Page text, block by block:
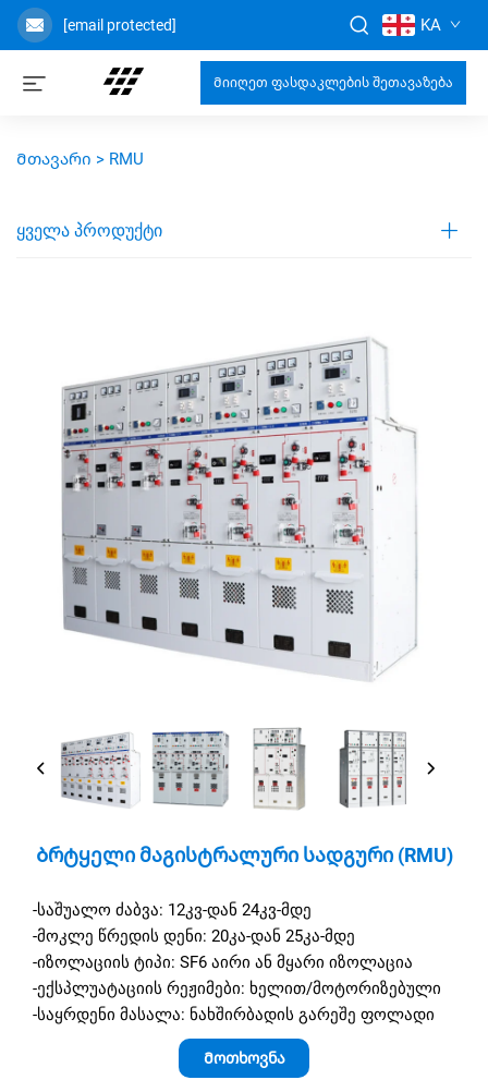
[email protected] KA
Მიიღეთ ფასდაკლების შეთავაზება
Მთავარი > RMU
ᲧᲕᲔᲚᲐ ᲞᲠᲝᲓᲣᲥᲢᲘ
Ბრტყელი Მაგისტრალური Სადგური (RMU)
-საშუალო ძაბვა: 12კვ-დან 24კვ-მდე
-მოკლე წრედის დენი: 20კა-დან 25კა-მდე
-იზოლაციის ტიპი: SF6 აირი ან მყარი იზოლაცია
-ექსპლუატაციის რეჟიმები: ხელით/მოტორიზებული
-საყრდენი მასალა: ნახშირბადის გარეშე ფოლადი
Მოთხოვნა